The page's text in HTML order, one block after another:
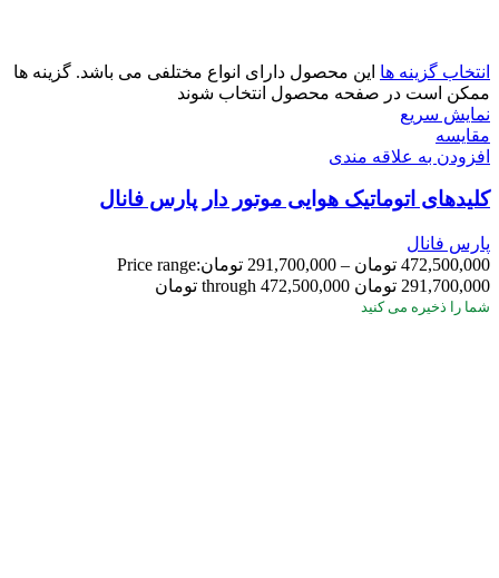
انتخاب گزینه ها این محصول دارای انواع مختلفی می باشد. گزینه ها
ممکن است در صفحه محصول انتخاب شوند
نمایش سریع
مقايسه
افزودن به علاقه مندی
کلیدهای اتوماتیک هوایی موتور دار پارس فانال
پارس فانال
472,500,000 تومان –
291,700,000 تومانPrice range:
291,700,000 تومان through 472,500,000 تومان
شما را ذخیره می کنید